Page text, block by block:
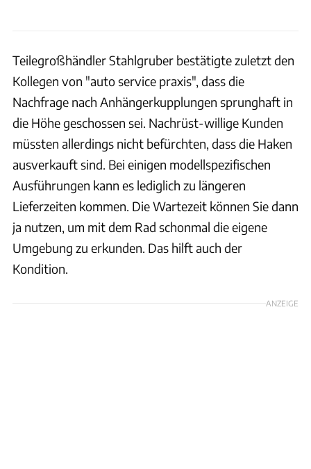
Teilegroßhändler Stahlgruber bestätigte zuletzt den
Kollegen von "auto service praxis", dass die
Nachfrage nach Anhängerkupplungen sprunghaft in
die Höhe geschossen sei. Nachrüst-willige Kunden
müssten allerdings nicht befürchten, dass die Haken
ausverkauft sind. Bei einigen modellspezifischen
Ausführungen kann es lediglich zu längeren
Lieferzeiten kommen. Die Wartezeit können Sie dann
ja nutzen, um mit dem Rad schonmal die eigene
Umgebung zu erkunden. Das hilft auch der
Kondition.
ANZEIGE